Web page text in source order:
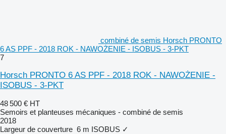
combiné de semis Horsch PRONTO
6 AS PPF - 2018 ROK - NAWOŻENIE - ISOBUS - 3-PKT
7
Horsch PRONTO 6 AS PPF - 2018 ROK - NAWOŻENIE -
ISOBUS - 3-PKT
48 500 € HT
Semoirs et planteuses mécaniques - combiné de semis
2018
Largeur de couverture 6 m ISOBUS ✓